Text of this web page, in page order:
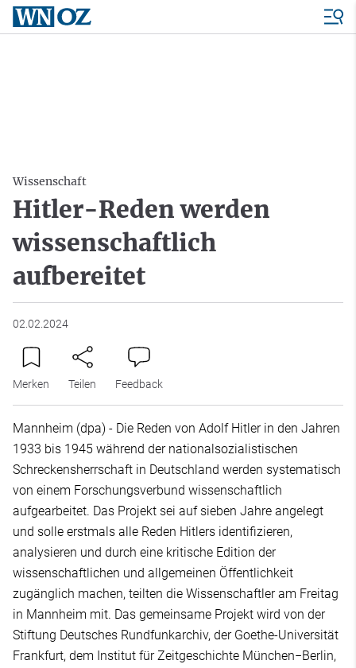
Wissenschaft
Hitler-Reden werden
wissenschaftlich
aufbereitet
02.02.2024
Merken Teilen Feedback
Mannheim (dpa) - Die Reden von Adolf Hitler in den Jahren
1933 bis 1945 während der nationalsozialistischen
Schreckensherrschaft in Deutschland werden systematisch
von einem Forschungsverbund wissenschaftlich
aufgearbeitet. Das Projekt sei auf sieben Jahre angelegt
und solle erstmals alle Reden Hitlers identifizieren,
analysieren und durch eine kritische Edition der
wissenschaftlichen und allgemeinen Öffentlichkeit
zugänglich machen, teilten die Wissenschaftler am Freitag
in Mannheim mit. Das gemeinsame Projekt wird von der
Stiftung Deutsches Rundfunkarchiv, der Goethe-Universität
Frankfurt, dem Institut für Zeitgeschichte München−Berlin,